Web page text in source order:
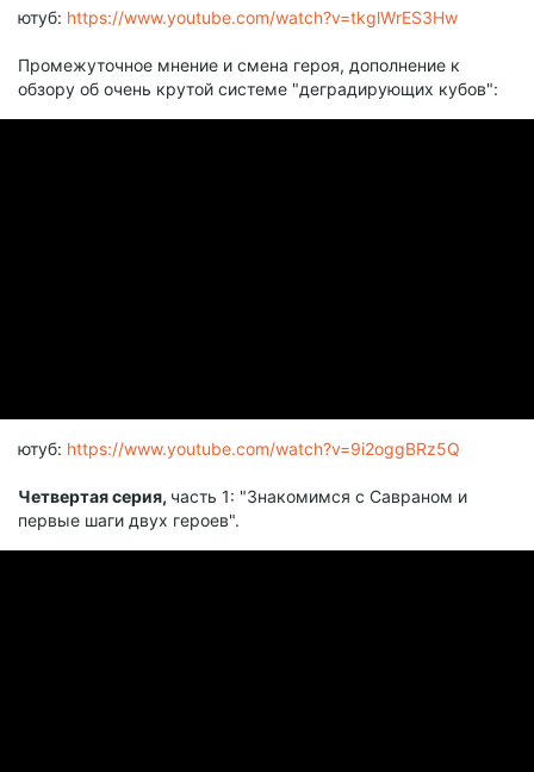
ютуб: https://www.youtube.com/watch?v=tkglWrES3Hw
Промежуточное мнение и смена героя, дополнение к
обзору об очень крутой системе "деградирующих кубов":
ютуб: https://www.youtube.com/watch?v=9i2oggBRz5Q
Четвертая серия, часть 1: "Знакомимся с Савраном и
первые шаги двух героев".